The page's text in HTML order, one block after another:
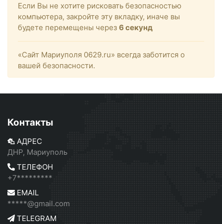
Если Вы не хотите рисковать безопасностью
компьютера, закройте эту вкладку, иначе вы
будете перемещены через 6 секунд
«Сайт Мариуполя 0629.ru» всегда заботится о
вашей безопасности.
Контакты
АДРЕС
ДНР, Мариуполь
ТЕЛЕФОН
+7*********
EMAIL
*****@gmail.com
TELEGRAM